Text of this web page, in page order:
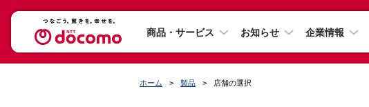
商品・サービス お知らせ 企業情報
ホーム 製品 店舗の選択